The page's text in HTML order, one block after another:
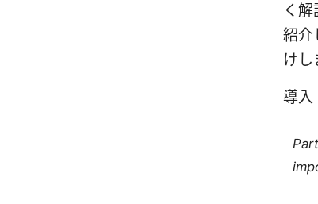
く
紹介
けし
導入